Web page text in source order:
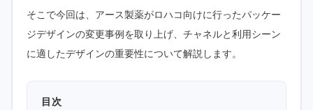
そこで今回は、アース製薬がロハコ向けに行ったパッケー
ジデザインの変更事例を取り上げ、チャネルと利用シーン
に適したデザインの重要性について解説します。
目次